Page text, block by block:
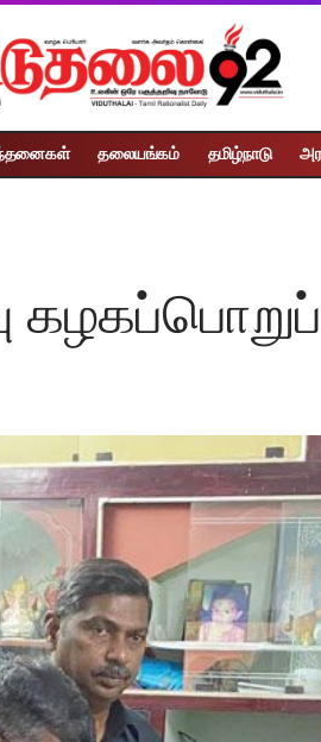
தலையங்கம் தமிழ்நாடு